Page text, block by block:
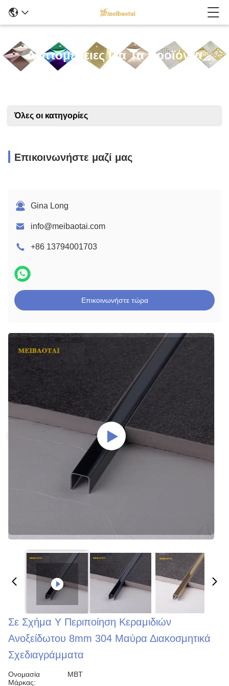
Λεπτομέρειες Για Τα Προϊόντα
Όλες οι κατηγορίες
Επικοινωνήστε μαζί μας
Gina Long
info@meibaotai.com
+86 13794001703
Επικοινωνήστε τώρα
Σε Σχήμα Υ Περιποίηση Κεραμιδιών
Ανοξείδωτου 8mm 304 Μαύρα Διακοσμητικά
Σχεδιαγράμματα
Ονομασία
Μάρκας:
MBT